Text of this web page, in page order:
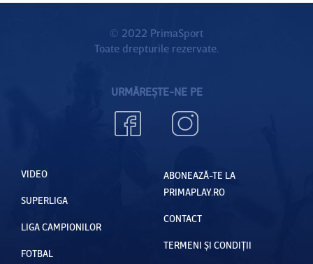
© 2022 PrimaSport
Toate drepturile rezervate.
URMĂREȘTE-NE PE
VIDEO
SUPERLIGA
LIGA CAMPIONILOR
FOTBAL
ABONEAZĂ-TE LA
PRIMAPLAY.RO
CONTACT
TERMENI ȘI CONDIȚII